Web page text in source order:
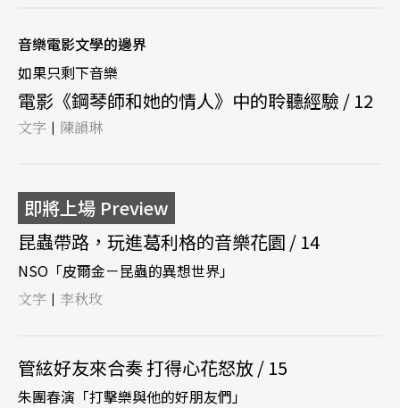
音樂電影文學的邊界
如果只剩下音樂
電影《鋼琴師和她的情人》中的聆聽經驗 / 12
文字 | 陳韻琳
即將上場 Preview
昆蟲帶路，玩進葛利格的音樂花園 / 14
NSO「皮爾金－昆蟲的異想世界」
文字 | 李秋玫
管絃好友來合奏 打得心花怒放 / 15
朱團春演「打擊樂與他的好朋友們」